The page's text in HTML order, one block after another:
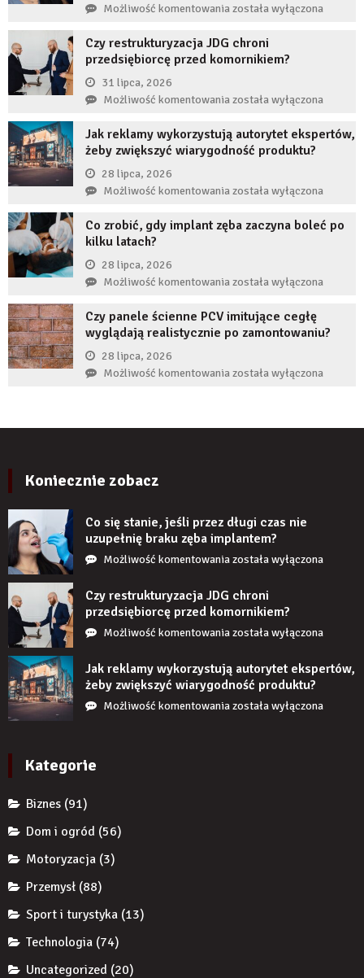
Możliwość komentowaniaCo
stanie,
jeśli
długi
uzupełnię
implantem?
została wyłączona
Czy restrukturyzacja JDG chroni
przedsiębiorcę przed komornikiem?
31 lipca, 2026
Możliwość komentowaniaCzy
JDG
chroni
przed
komornikiem?
została wyłączona
Jak reklamy wykorzystują autorytet ekspertów,
żeby zwiększyć wiarygodność produktu?
28 lipca, 2026
Możliwość komentowaniaJak
wykorzystują
żeby
zwiększyć
wiarygodność
produktu?
została wyłączona
Co zrobić, gdy implant zęba zaczyna boleć po
kilku latach?
28 lipca, 2026
Możliwość komentowaniaCo
gdy
implant
zaczyna
została wyłączona
Czy panele ścienne PCV imitujące cegłę
wyglądają realistycznie po zamontowaniu?
28 lipca, 2026
Możliwość komentowaniaCzy
zamontowaniu?
została wyłączona
Koniecznie zobacz
Co się stanie, jeśli przez długi czas nie
uzupełnię braku zęba implantem?
Możliwość komentowaniaCo
stanie,
jeśli
przez
czas
nie
uzupełnię
braku
została wyłączona
Czy restrukturyzacja JDG chroni
przedsiębiorcę przed komornikiem?
Możliwość komentowaniaCzy
JDG
chroni
przedsiębiorcę
została wyłączona
Jak reklamy wykorzystują autorytet ekspertów,
żeby zwiększyć wiarygodność produktu?
Możliwość komentowaniaJak
została wyłączona
Kategorie
Biznes (91)
Dom i ogród (56)
Motoryzacja (3)
Przemysł (88)
Sport i turystyka (13)
Technologia (74)
Uncategorized (20)